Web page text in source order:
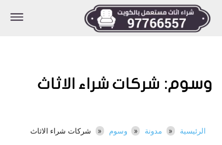
وسوم: شركات شراء الاثاث
الرئيسية مدونة وسوم شركات شراء الاثاث